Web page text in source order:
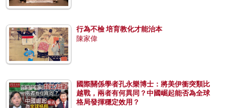
行為不檢 培育教化才能治本
陳家偉
國際關係學者孔永樂博士：將美伊衝突類比
越戰，兩者有何異同？中國崛起能否為全球
格局發揮穩定效用？